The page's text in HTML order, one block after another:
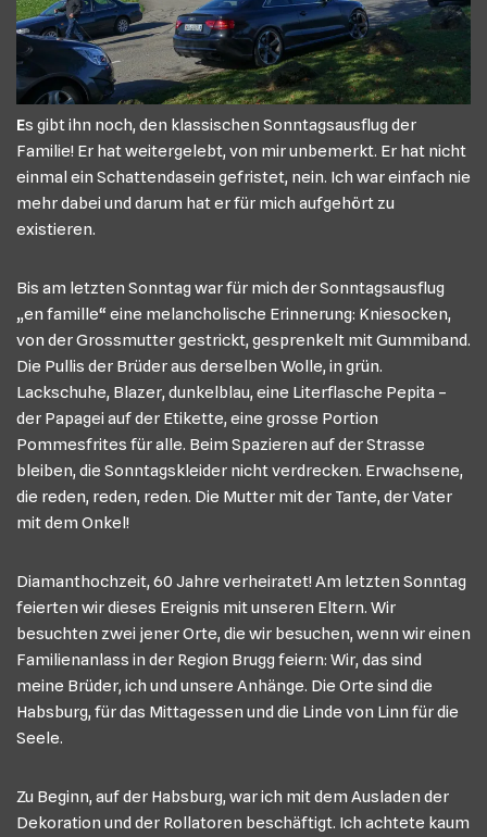
Es gibt ihn noch, den klassischen Sonntagsausflug der
Familie! Er hat weitergelebt, von mir unbemerkt. Er hat nicht
einmal ein Schattendasein gefristet, nein. Ich war einfach nie
mehr dabei und darum hat er für mich aufgehört zu
existieren.
Bis am letzten Sonntag war für mich der Sonntagsausflug
„en famille“ eine melancholische Erinnerung: Kniesocken,
von der Grossmutter gestrickt, gesprenkelt mit Gummiband.
Die Pullis der Brüder aus derselben Wolle, in grün.
Lackschuhe, Blazer, dunkelblau, eine Literflasche Pepita –
der Papagei auf der Etikette, eine grosse Portion
Pommesfrites für alle. Beim Spazieren auf der Strasse
bleiben, die Sonntagskleider nicht verdrecken. Erwachsene,
die reden, reden, reden. Die Mutter mit der Tante, der Vater
mit dem Onkel!
Diamanthochzeit, 60 Jahre verheiratet! Am letzten Sonntag
feierten wir dieses Ereignis mit unseren Eltern. Wir
besuchten zwei jener Orte, die wir besuchen, wenn wir einen
Familienanlass in der Region Brugg feiern: Wir, das sind
meine Brüder, ich und unsere Anhänge. Die Orte sind die
Habsburg, für das Mittagessen und die Linde von Linn für die
Seele.
Zu Beginn, auf der Habsburg, war ich mit dem Ausladen der
Dekoration und der Rollatoren beschäftigt. Ich achtete kaum